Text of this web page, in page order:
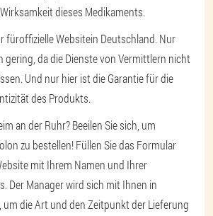
dieses Medikaments.
füroffizielle Websitein Deutschland. Nur
gering, da die Dienste von Vermittlern nicht
Und nur hier ist die Garantie für die
des Produkts.
an der Ruhr? Beeilen Sie sich, um
zu bestellen! Füllen Sie das Formular
mit Ihrem Namen und Ihrer
Der Manager wird sich mit Ihnen in
um die Art und den Zeitpunkt der Lieferung